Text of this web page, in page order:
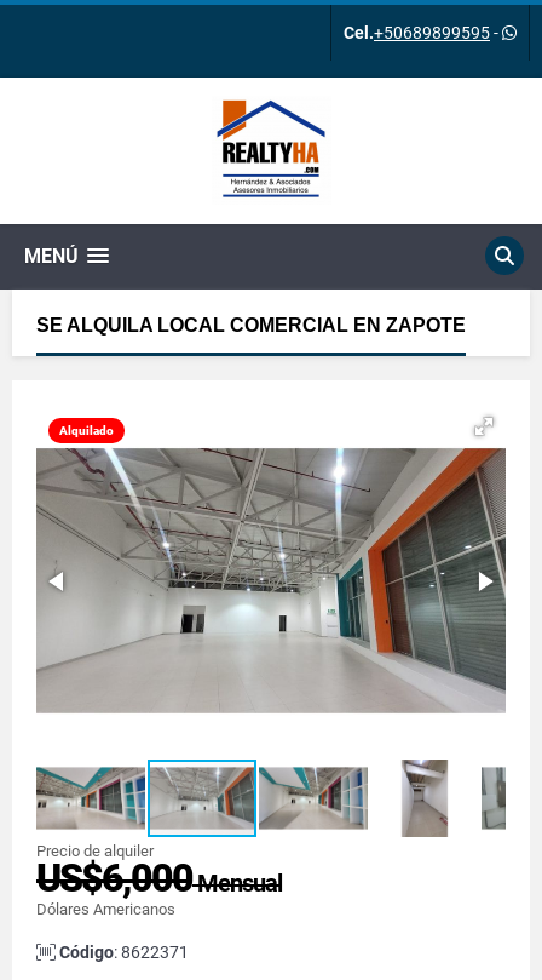
Cel.+50689899595-
MENÚ
SE ALQUILA LOCAL COMERCIAL EN ZAPOTE
Alquilado
Precio de alquiler
US$6,000Mensual
Dólares Americanos
Código: 8622371